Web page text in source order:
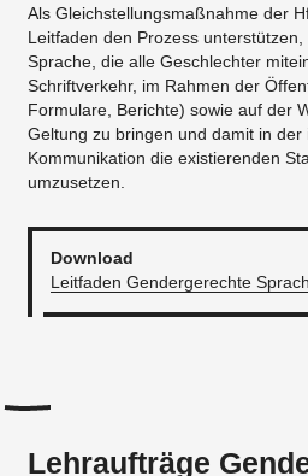
Als Gleichstellungsmaßnahme der
Leitfaden den Prozess
Sprache, die alle Geschlechter
Schriftverkehr, im Rahmen der
Formulare, Berichte) sowie auf der
Geltung zu bringen und damit in
Kommunikation die existierenden
umzusetzen.
Download
Leitfaden Gendergerechte
Lehraufträge